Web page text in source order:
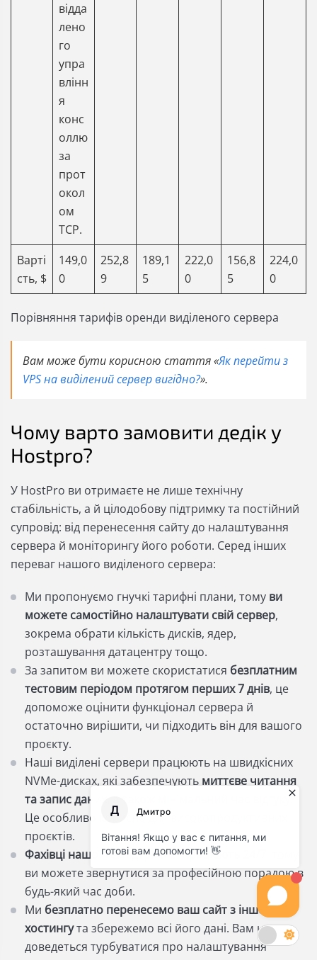
відда
лено
го
упра
влінн
я
конс
оллю
за
прот
окол
ом
TCP.
Варті
сть, $
149,0
0
252,8
9
189,1
5
222,0
0
156,8
5
224,0
0
Порівняння тарифів оренди виділеного сервера
Вам може бути корисною стаття «Як перейти з
VPS на виділений сервер вигідно?».
Чому варто замовити дедік у
Hostpro?
У HostPro ви отримаєте не лише технічну
стабільність, а й цілодобову підтримку та постійний
супровід: від перенесення сайту до налаштування
сервера й моніторингу його роботи. Серед інших
переваг нашого виділеного сервера:
Ми пропонуємо гнучкі тарифні плани, тому ви
можете самостійно налаштувати свій сервер,
зокрема обрати кількість дисків, ядер,
розташування датацентру тощо.
За запитом ви можете скористатися безплатним
тестовим періодом протягом перших 7 днів, це
допоможе оцінити функціонал сервера й
остаточно вирішити, чи підходить він для вашого
проєкту.
Наші виділені сервери працюють на швидкісних
NVMe-дисках, які забезпечують миттєве читання
та запис даних, а також мінімальний час відгуку.
Це особливо корисно для високопродуктивних
проєктів.
Фахівці нашої техпідтримки працюють 24/7
ви можете звернутися за професійною порадою в
будь-який час доби.
Ми безплатно перенесемо ваш сайт з іншого
хостингута збережемо всі його дані. Вам не
доведеться турбуватися про налаштування